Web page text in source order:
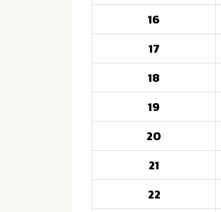
16
17
18
19
20
21
22